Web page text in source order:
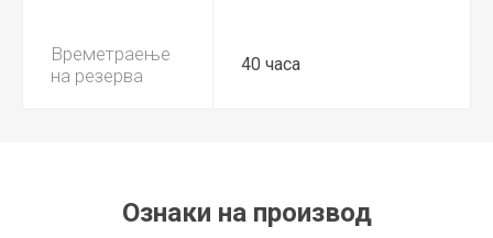
Времетраење
на резерва
40 часа
Ознаки на производ